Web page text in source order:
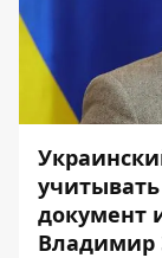
документ
Владимир